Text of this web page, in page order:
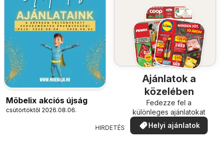
Möbelix akciós újság
csütörtöktől 2026.08.06.
Ajánlatok a
közelében
Fedezze fel a
különleges ajánlatokat
Helyi ajánlatok
HIRDETÉS